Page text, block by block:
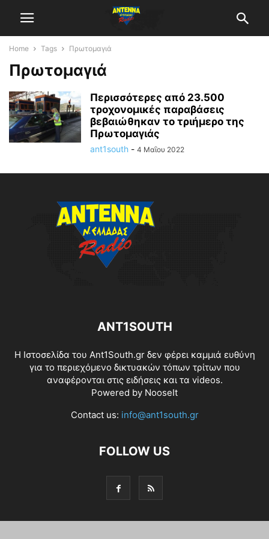
Home Tags Πρωτομαγιά
Πρωτομαγιά
Περισσότερες από 23.500
τροχονομικές παραβάσεις
βεβαιώθηκαν το τριήμερο της
Πρωτομαγιάς
ant1south - 4 Μαΐου 2022
ANT1SOUTH
Η Ιστοσελίδα του Ant1South.gr δεν φέρει καμμιά ευθύνη
για το περιεχόμενο δικτυακών τόπων τρίτων που
αναφέρονται στις ειδήσεις και τα videos.
Powered by NooseIt
Contact us: info@ant1south.gr
FOLLOW US